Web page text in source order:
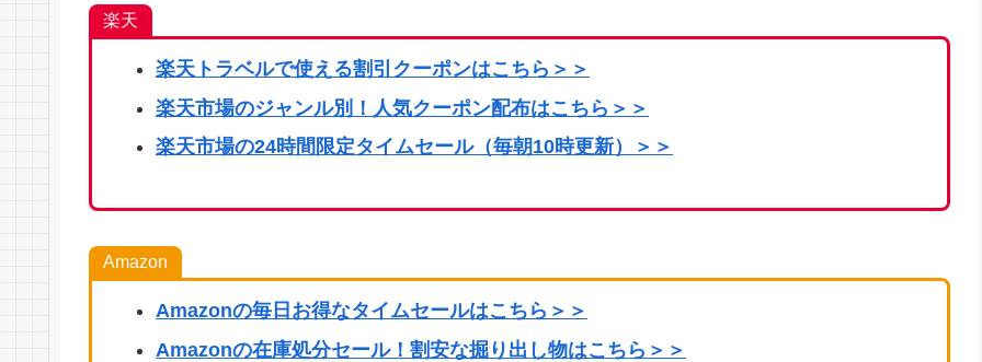
楽天
楽天トラベルで使える割引クーポンはこちら ＞＞
楽天市場のジャンル別！人気クーポン配布はこちら＞＞
楽天市場の24時間限定タイムセール（毎朝10時更新）＞＞
Amazon
Amazonの毎日お得なタイムセールはこちら＞＞
Amazonの在庫処分セール！割安な掘り出し物はこちら＞＞